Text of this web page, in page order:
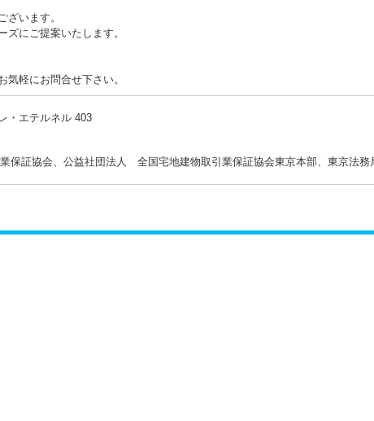
ざいます。
にご提案いたします。
気軽にお問合せ下さい。
・エテルネル 403
保証協会、公益社団法人 全国宅地建物取引業保証協会東京本部、東京法務